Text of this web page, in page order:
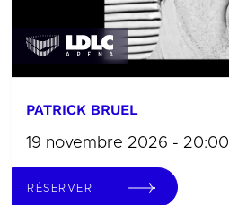
PATRICK BRUEL
19 novembre 2026 - 20:00
RÉSERVER